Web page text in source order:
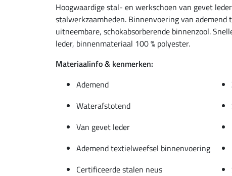
Hoogwaardige stal- en werkschoen van gevet
stalwerkzaamheden. Binnenvoering van
uitneembare, schokabsorberende binnenzool.
leder, binnenmateriaal 100 % polyester.
Materiaalinfo & kenmerken:
Ademend
Waterafstotend
Van gevet leder
Ademend textielweefsel binnenvoering
Certificeerde stalen neus